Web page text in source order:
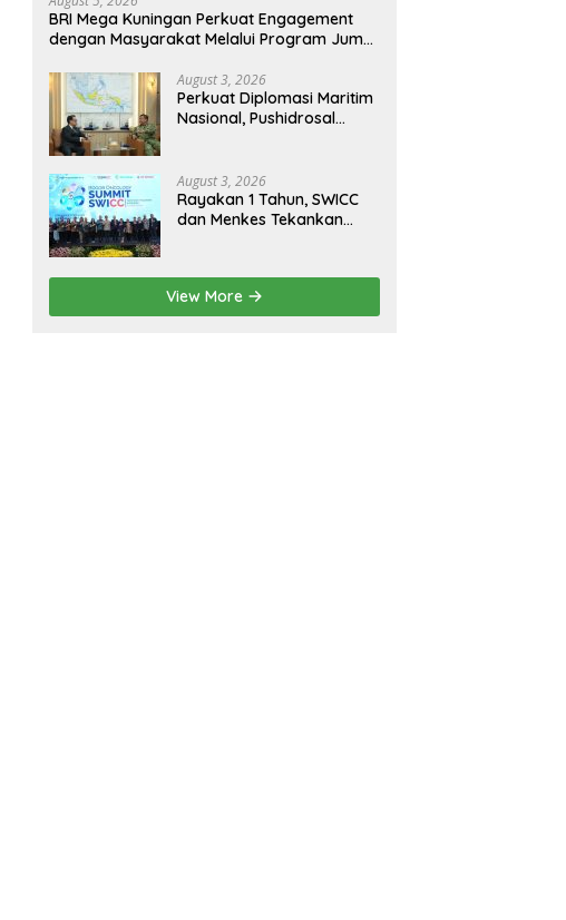
BRI Mega Kuningan Perkuat Engagement
dengan Masyarakat Melalui Program Jumat
August 3, 2026
Perkuat Diplomasi Maritim
Nasional, Pushidrosal
August 3, 2026
Rayakan 1 Tahun, SWICC
dan Menkes Tekankan
Lebih Optimal
View More